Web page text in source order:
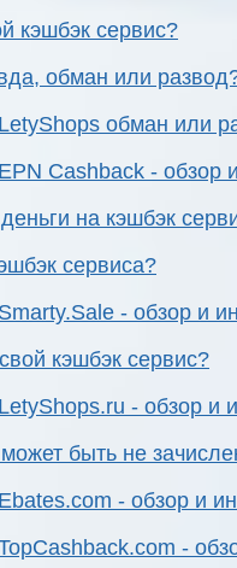
кэшбэк сервис?
обман или
обман или
Cashback - обзор
на кэшбэк
сервиса?
- обзор и
кэшбэк сервис?
- обзор и
быть не
- обзор и
-